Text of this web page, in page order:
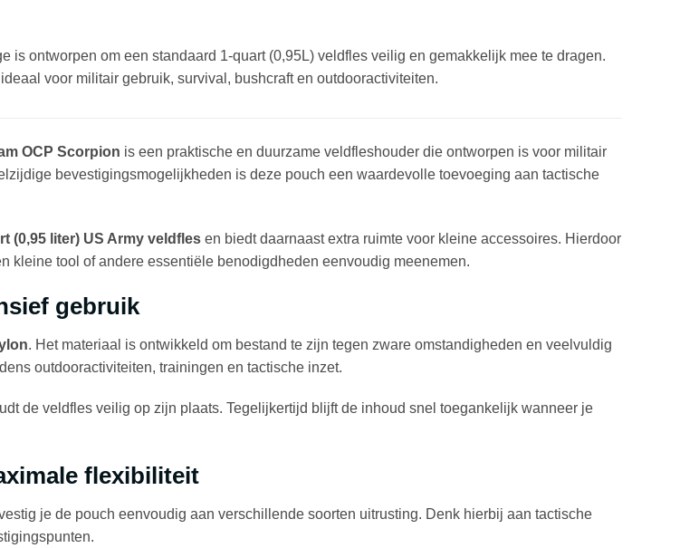
ontworpen om een standaard 1-quart (0,95L) veldfles veilig en gemakkelijk mee te dragen.
voor militair gebruik, survival, bushcraft en outdooractiviteiten.
OCP Scorpion is een praktische en duurzame veldfleshouder die ontworpen is voor militair
bevestigingsmogelijkheden is deze pouch een waardevolle toevoeging aan tactische
(0,95 liter) US Army veldflesen biedt daarnaast extra ruimte voor kleine accessoires. Hierdoor
kleine tool of andere essentiële benodigdheden eenvoudig meenemen.
gebruik
. Het materiaal is ontwikkeld om bestand te zijn tegen zware omstandigheden en veelvuldig
outdooractiviteiten, trainingen en tactische inzet.
de veldfles veilig op zijn plaats. Tegelijkertijd blijft de inhoud snel toegankelijk wanneer je
flexibiliteit
je de pouch eenvoudig aan verschillende soorten uitrusting. Denk hierbij aan tactische